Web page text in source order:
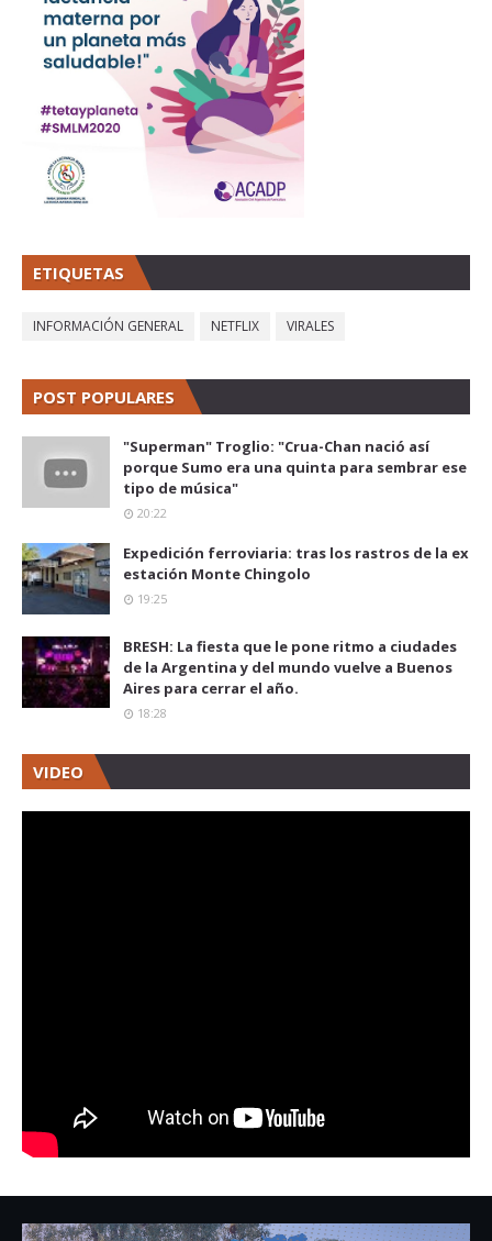
ETIQUETAS
INFORMACIÓN GENERAL NETFLIX VIRALES
POST POPULARES
"Superman" Troglio: "Crua-Chan nació así
porque Sumo era una quinta para sembrar ese
tipo de música"
20:22
Expedición ferroviaria: tras los rastros de la ex
estación Monte Chingolo
19:25
BRESH: La fiesta que le pone ritmo a ciudades
de la Argentina y del mundo vuelve a Buenos
Aires para cerrar el año.
18:28
VIDEO